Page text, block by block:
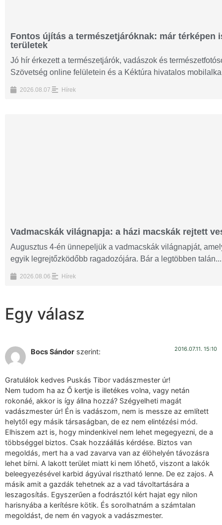
Fontos újítás a természetjáróknak: már térképen
területek
Jó hír érkezett a természetjárók, vadászok és
Szövetség online felületein és a Kéktúra hivatalos
2026.08.07. Hírek
Vadmacskák világnapja: a házi macskák rejtett
Augusztus 4-én ünnepeljük a vadmacskák világnapját,
egyik legrejtőzködőbb ragadozójára. Bár a legtöbben talán...
2026.08.06. Hírek
Egy válasz
Bocs Sándor szerint: 2016.07.11. 15:10
Gratulálok kedves Puskás Tibor vadászmester úr!
Nem tudom ha az Ő kertje is illetékes volna, vagy netán
rokonáé, akkor is így állna hozzá? Szégyelheti magát
vadászmester úr! Én is vadászom, nem is messze az említett
helytől egy másik társaságban, de ez nem elintézési mód.
Elhiszem azt is, hogy mindenkivel nem lehet megegyezni, de a
többséggel biztos. Csak hozzáállás kérdése. Biztos van
megoldás, mert ha a vad zavarva van az élöhelyén távozásra
lehet bírni. A lakott terület miatt ki nem lőhető, viszont a lakók
beleegyezésével karbid ágyúval risztható lenne. De ez zajos. A
másik amit a gazdák tehetnek az a vad távoltartására a
leszagosítás. Egyszerűen a fodrásztól kért hajat egy nilon
harisnyába a kerítésre kötik. És sorolhatnám a számtalan
megoldást, de nem én vagyok a vadászmester.